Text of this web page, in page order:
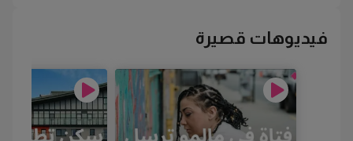
فيديوهات قصيرة